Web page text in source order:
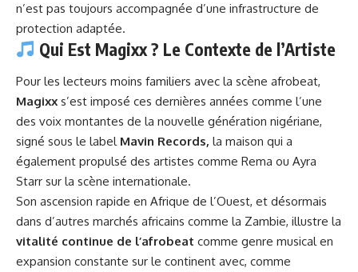
n’est pas toujours accompagnée d’une infrastructure de
protection adaptée.
Qui Est Magixx ? Le Contexte de l’Artiste
Pour les lecteurs moins familiers avec la scène afrobeat,
Magixx s’est imposé ces dernières années comme l’une
des voix montantes de la nouvelle génération nigériane,
signé sous le label Mavin Records, la maison qui a
également propulsé des artistes comme Rema ou Ayra
Starr sur la scène internationale.
Son ascension rapide en Afrique de l’Ouest, et désormais
dans d’autres marchés africains comme la Zambie, illustre la
vitalité continue de l’afrobeat comme genre musical en
expansion constante sur le continent avec, comme